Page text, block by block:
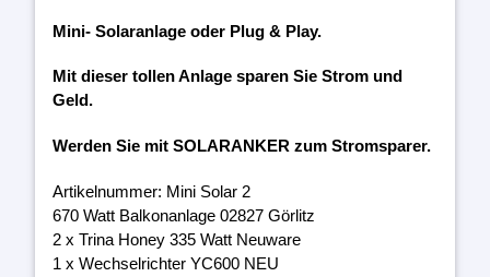
Mini- Solaranlage oder Plug & Play.
Mit dieser tollen Anlage sparen Sie Strom und
Geld.
Werden Sie mit SOLARANKER zum Stromsparer.
Artikelnummer: Mini Solar 2
670 Watt Balkonanlage 02827 Görlitz
2 x Trina Honey 335 Watt Neuware
1 x Wechselrichter YC600 NEU